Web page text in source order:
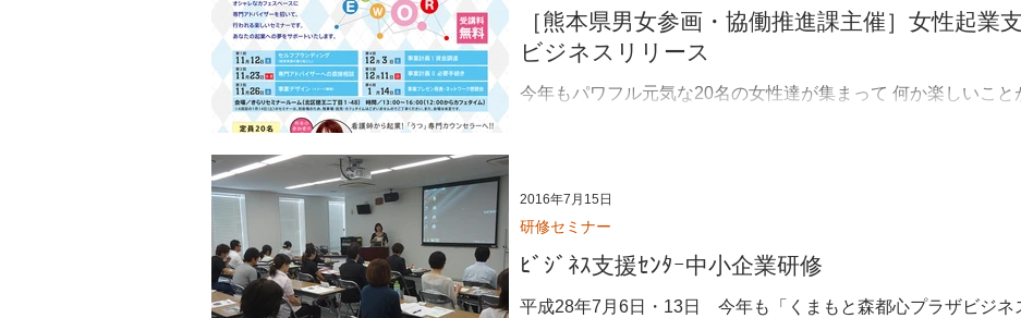
［熊本県男女参画・協働推進課主催］女性起
ビジネスリリース
今年もパワフル元気な20名の女性達が集まって 何か楽しいこ
ﾋﾞｼﾞﾈｽ支援ｾﾝﾀｰ中小企業研修
平成28年7月6日・13日 今年も「くまもと森都心プラザビジネ
研修セミナー
2016年7月15日